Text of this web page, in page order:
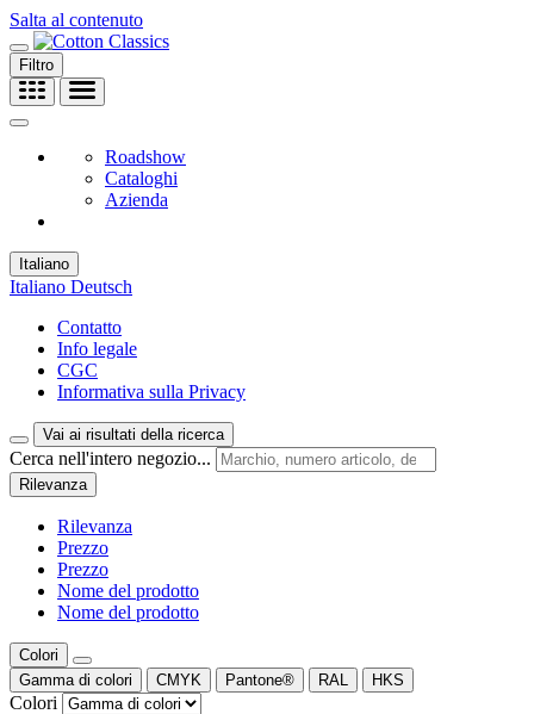
Salta al contenuto
Filtro
Roadshow
Cataloghi
Azienda
Italiano
Italiano Deutsch
Contatto
Info legale
CGC
Informativa sulla Privacy
Vai ai risultati della ricerca
Cerca nell'intero negozio...
Rilevanza
Rilevanza
Prezzo
Prezzo
Nome del prodotto
Nome del prodotto
Colori
Gamma di colori
CMYK Pantone® RAL HKS
Colori